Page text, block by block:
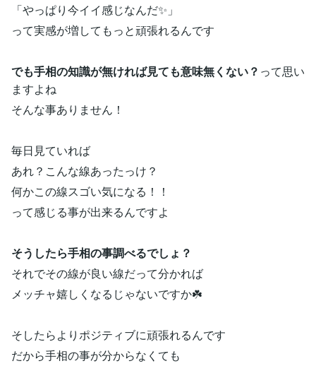
「やっぱり今イイ感じなんだ✨」
って実感が増してもっと頑張れるんです
でも手相の知識が無ければ見ても意味無くない？ って思い
ますよね
そんな事ありません！
毎日見ていれば
あれ？こんな線あったっけ？
何かこの線スゴい気になる！！
って感じる事が出来るんですよ
そうしたら手相の事調べるでしょ？
それでその線が良い線だって分かれば
メッチャ嬉しくなるじゃないですか☘️
そしたらよりポジティブに頑張れるんです
だから手相の事が分からなくても